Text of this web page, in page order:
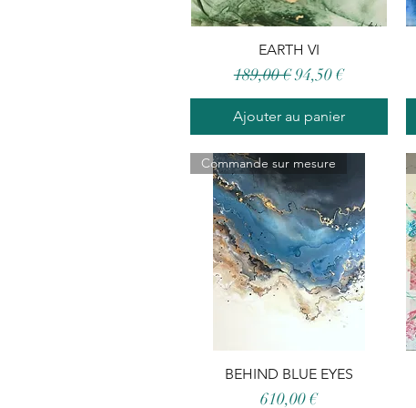
Aperçu rapide
EARTH VI
Prix original
189,00 €Prix promotionnel
94,50 €
Ajouter au panier
Aperçu rapide
Commande sur mesure
BEHIND BLUE EYES
Prix
610,00 €